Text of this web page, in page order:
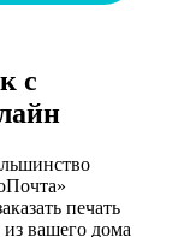
с
печать
из вашего дома